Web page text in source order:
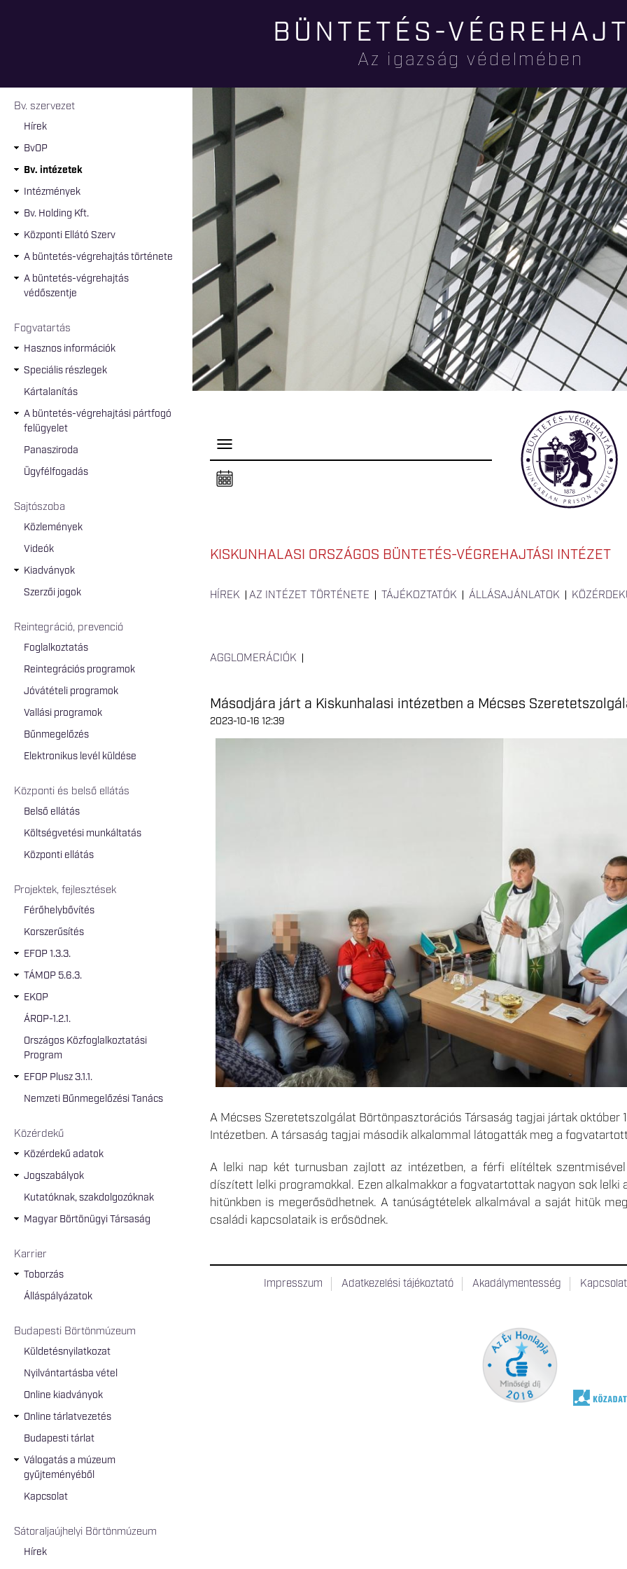
tartalomra
BÜNTETÉS-
Az igazság védelmében
Jelenlegi hely
Bv. szervezet
Hírek
BvOP
Bv. intézetek
Intézmények
Bv. Holding Kft.
Központi Ellátó Szerv
A büntetés-végrehajtás története
A büntetés-végrehajtás
védőszentje
Fogvatartás
Hasznos információk
Speciális részlegek
Kártalanítás
A büntetés-végrehajtási pártfogó
felügyelet
Panasziroda
Ügyfélfogadás
Sajtószoba
Közlemények
Videók
Kiadványok
Szerzői jogok
Reintegráció, prevenció
Foglalkoztatás
Reintegrációs programok
Jóvátételi programok
Vallási programok
Bűnmegelőzés
Elektronikus levél küldése
Központi és belső ellátás
Belső ellátás
Költségvetési munkáltatás
Központi ellátás
Projektek, fejlesztések
Férőhelybővítés
Korszerűsítés
EFOP 1.3.3.
TÁMOP 5.6.3.
EKOP
ÁROP-1.2.1.
Országos Közfoglalkoztatási
Program
EFOP Plusz 3.1.1.
Nemzeti Bűnmegelőzési Tanács
Közérdekű
Közérdekű adatok
Jogszabályok
Kutatóknak, szakdolgozóknak
Magyar Börtönügyi Társaság
Karrier
Toborzás
Álláspályázatok
Budapesti Börtönmúzeum
Küldetésnyilatkozat
Nyilvántartásba vétel
Online kiadványok
Online tárlatvezetés
Budapesti tárlat
Válogatás a múzeum
gyűjteményéből
Kapcsolat
Sátoraljaújhelyi Börtönmúzeum
Hírek
P
e
l
s
a
KISKUNHALASI ORSZÁGOS BÜNTETÉS-VÉGREHAJTÁSI INTÉZET
HÍREK AZ INTÉZET TÖRTÉNETE TÁJÉKOZTATÓK ÁLLÁSAJÁNLATOK
AGGLOMERÁCIÓK
Másodjára járt a Kiskunhalasi intézetben a Mécses
2023-10-16 12:39
A Mécses Szeretetszolgálat Börtönpasztorációs Társaság tagjai jártak
Intézetben. A társaság tagjai második alkalommal látogatták meg a
A lelki nap két turnusban zajlott az intézetben, a férfi elítéltek
díszített lelki programokkal. Ezen alkalmakkor a fogvatartottak nagyon sok
hitünkben is megerősödhetnek. A tanúságtételek alkalmával a saját hitük
családi kapcsolataik is erősödnek.
Impresszum Adatkezelési tájékoztató Akadálymentesség Kapcsolat